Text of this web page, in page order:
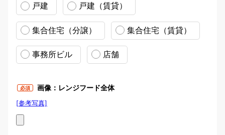
戸建 戸建（賃貸）
集合住宅（分譲） 集合住宅（賃貸）
事務所ビル 店舗
必須 画像：レンジフード全体
[参考写真]